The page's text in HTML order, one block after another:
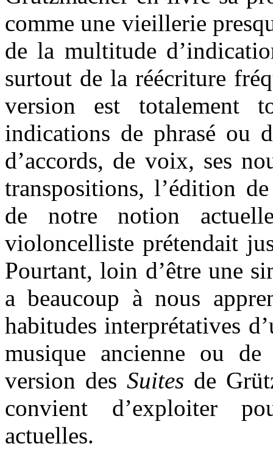
comme une vieillerie
de la multitude
surtout de la réécriture
version est totalement
indications de phrasé ou
d’accords, de voix, ses
transpositions, l’édition
de notre notion
violoncelliste prétendait
Pourtant, loin d’être une
a beaucoup à nous
habitudes interprétatives
musique ancienne ou
version des Suites de
convient d’exploiter
actuelles.